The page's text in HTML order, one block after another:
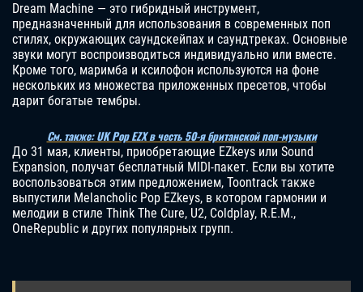
Dream Machine — это гибридный инструмент,
предназначенный для использования в современных поп
стилях, окружающих саундскейпах и саундтреках. Основные
звуки могут воспроизводиться индивидуально или вместе.
Кроме того, маримба и ксилофон используются на фоне
нескольких из множества приложенных пресетов, чтобы
дарит богатые тембры.
См. также: UK Pop EZX в честь 50-я британской поп-музыки
До 31 мая, клиенты, приобретающие EZkeys или Sound
Expansion, получат бесплатный MIDI-пакет. Если вы хотите
воспользоваться этим предложением, Toontrack также
выпустили Melancholic Pop EZkeys, в котором гармонии и
мелодии в стиле Think The Cure, U2, Coldplay, R.E.M.,
OneRepublic и других популярных групп.